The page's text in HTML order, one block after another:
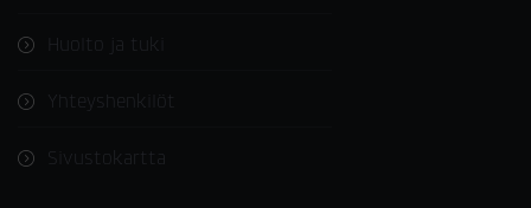
Huolto ja tuki
Yhteyshenkilöt
Sivustokartta